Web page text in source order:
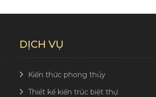
DỊCH VỤ
Kiến thức phong thủy
Thiết kế kiến trúc biệt thự